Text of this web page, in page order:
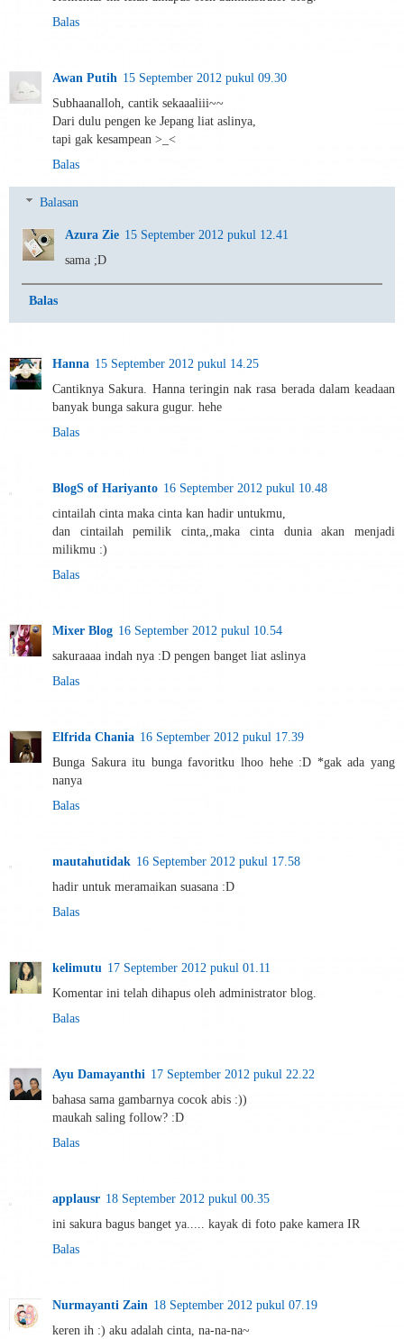
Balas
Awan Putih 15 September 2012 pukul 09.30
Subhaanalloh, cantik sekaaaliii~~
Dari dulu pengen ke Jepang liat aslinya,
tapi gak kesampean >_<
Balas
Balasan
Azura Zie 15 September 2012 pukul 12.41
sama ;D
Balas
Hanna 15 September 2012 pukul 14.25
Cantiknya Sakura. Hanna teringin nak rasa berada dalam keadaan
banyak bunga sakura gugur. hehe
Balas
BlogS of Hariyanto 16 September 2012 pukul 10.48
cintailah cinta maka cinta kan hadir untukmu,
dan cintailah pemilik cinta,,maka cinta dunia akan menjadi
milikmu :)
Balas
Mixer Blog 16 September 2012 pukul 10.54
sakuraaaa indah nya :D pengen banget liat aslinya
Balas
Elfrida Chania 16 September 2012 pukul 17.39
Bunga Sakura itu bunga favoritku lhoo hehe :D *gak ada yang
nanya
Balas
mautahutidak 16 September 2012 pukul 17.58
hadir untuk meramaikan suasana :D
Balas
kelimutu 17 September 2012 pukul 01.11
Komentar ini telah dihapus oleh administrator blog.
Balas
Ayu Damayanthi 17 September 2012 pukul 22.22
bahasa sama gambarnya cocok abis :))
maukah saling follow? :D
Balas
applausr 18 September 2012 pukul 00.35
ini sakura bagus banget ya..... kayak di foto pake kamera IR
Balas
Nurmayanti Zain 18 September 2012 pukul 07.19
keren ih :) aku adalah cinta, na-na-na~